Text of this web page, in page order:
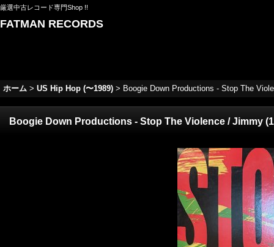
厳選中古レコード専門Shop !!
FATMAN RECORDS
ホーム > US Hip Hop (〜1989) > Boogie Down Productions - Stop The
Boogie Down Productions - Stop The Violence / Jimmy